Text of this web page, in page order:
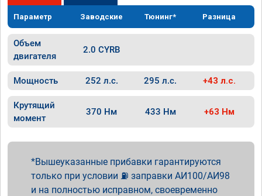
Параметр Заводские Тюнинг* Разница
Объем
двигателя
2.0 CYRB
Мощность 252 л.с. 295 л.с. +43 л.с.
Крутящий
момент
370 Нм 433 Нм +63 Нм
Вышеуказанные прибавки гарантируются
только при условии ⛽ заправки АИ100/АИ98
и на полностью исправном, своевременно